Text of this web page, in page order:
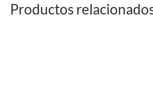
Productos